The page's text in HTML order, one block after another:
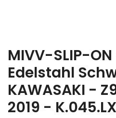
MIVV-SLIP-
Edelstahl
KAWASAKI -
2019 -